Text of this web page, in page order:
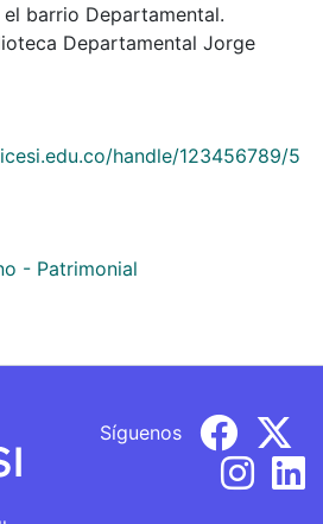
barrio Departamental.
Departamental Jorge
handle/123456789/5
- Patrimonial
Síguenos